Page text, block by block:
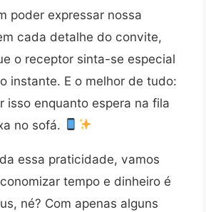
poder expressar nossa
cada detalhe do convite,
o receptor sinta-se especial
instante. E o melhor de tudo:
isso enquanto espera na fila
no sofá.
essa praticidade, vamos
tempo e dinheiro é
né? Com apenas alguns